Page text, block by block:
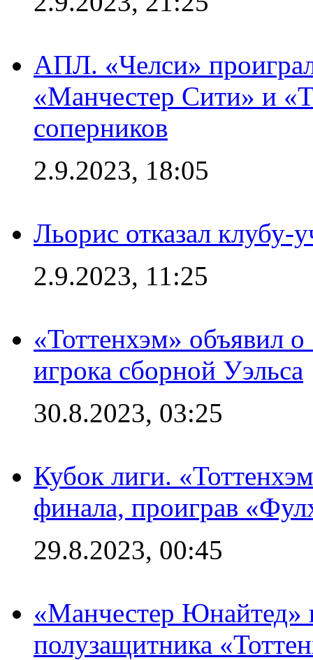
АПЛ. «Челси»
«Манчестер Сити» и
соперников
2.9.2023, 18:05
Льорис отказал клубу-
2.9.2023, 11:25
«Тоттенхэм» объявил
игрока сборной Уэльса
30.8.2023, 03:25
Кубок лиги.
финала, проиграв
29.8.2023, 00:45
«Манчестер Юнайтед»
полузащитника